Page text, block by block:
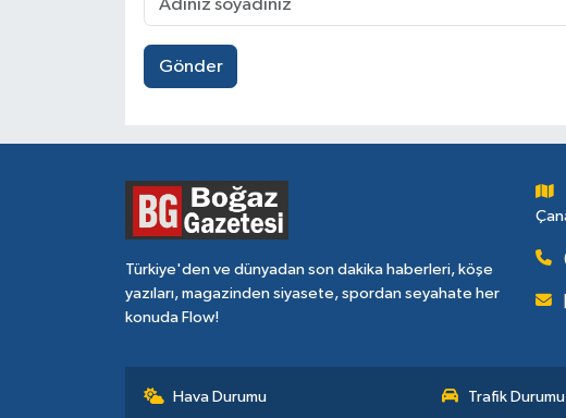
Gönder
Türkiye'den ve dünyadan son dakika haberleri, köşe
yazıları, magazinden siyasete, spordan seyahate her
konuda Flow!
Hava Durumu Trafik Durumu